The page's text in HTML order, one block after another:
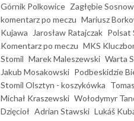
Górnik Polkowice Zagłębie
komentarz po meczu Mariusz
Kujawa
Jarosław Ratajczak Polsat
Komentarz po meczu MKS
Stomil Marek Maleszewski Warta
Jakub Mosakowski Podbeskidzie
Stomil Olsztyn - koszykówka
Michał Kraszewski Wołodymyr
Dzięcioł Adrian Stawski Lukáš